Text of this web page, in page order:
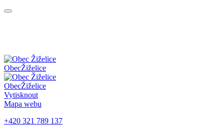
ObecŽiželice
ObecŽiželice
Vytisknout
Mapa webu
+420 321 789 137